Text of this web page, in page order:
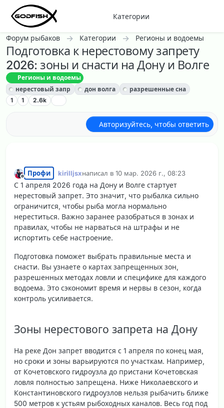
Перейти к содержанию
Категории
Форум рыбаков Категории Регионы и водоемы
Подготовка к нерестовому запрету
2026: зоны и снасти на Дону и Волге
Регионы и водоемы
нерестовый запр
дон волга
разрешенные сна
1
1 2.6k
Авторизуйтесь, чтобы ответить
Не в сети
Профи kirilljsxнаписал в 10 мар. 2026 г., 08:23
отредактировано kirilljsx 7 июн. 2026 г.,
С 1 апреля 2026 года на Дону и Волге стартует
нерестовый запрет. Это значит, что рыбалка сильно
ограничится, чтобы рыба могла нормально
нереститься. Важно заранее разобраться в зонах и
правилах, чтобы не нарваться на штрафы и не
испортить себе настроение.
Подготовка поможет выбрать правильные места и
снасти. Вы узнаете о картах запрещенных зон,
разрешенных методах ловли и специфике для каждого
водоема. Это сэкономит время и нервы в сезон, когда
контроль усиливается.
Зоны нерестового запрета на Дону
На реке Дон запрет вводится с 1 апреля по конец мая,
но сроки и зоны варьируются по участкам. Например,
от Кочетовского гидроузла до пристани Кочетовская
ловля полностью запрещена. Ниже Николаевского и
Константиновского гидроузлов нельзя рыбачить ближе
500 метров к устьям рыбоходных каналов. Весь год под